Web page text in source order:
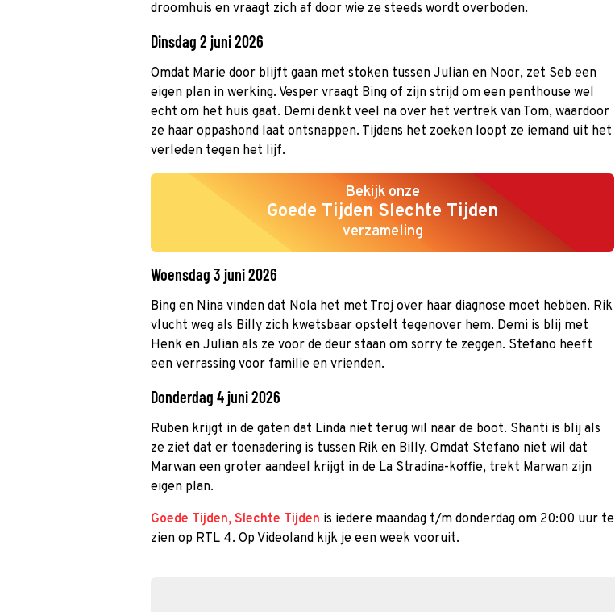
droomhuis en vraagt zich af door wie ze steeds wordt overboden.
Dinsdag 2 juni 2026
Omdat Marie door blijft gaan met stoken tussen Julian en Noor, zet Seb een
eigen plan in werking. Vesper vraagt Bing of zijn strijd om een penthouse wel
echt om het huis gaat. Demi denkt veel na over het vertrek van Tom, waardoor
ze haar oppashond laat ontsnappen. Tijdens het zoeken loopt ze iemand uit het
verleden tegen het lijf.
Bekijk onze
Goede Tijden Slechte Tijden
verzameling
Woensdag 3 juni 2026
Bing en Nina vinden dat Nola het met Troj over haar diagnose moet hebben. Rik
vlucht weg als Billy zich kwetsbaar opstelt tegenover hem. Demi is blij met
Henk en Julian als ze voor de deur staan om sorry te zeggen. Stefano heeft
een verrassing voor familie en vrienden.
Donderdag 4 juni 2026
Ruben krijgt in de gaten dat Linda niet terug wil naar de boot. Shanti is blij als
ze ziet dat er toenadering is tussen Rik en Billy. Omdat Stefano niet wil dat
Marwan een groter aandeel krijgt in de La Stradina-koffie, trekt Marwan zijn
eigen plan.
Goede Tijden, Slechte Tijden is iedere maandag t/m donderdag om 20:00 uur te
zien op RTL 4. Op Videoland kijk je een week vooruit.